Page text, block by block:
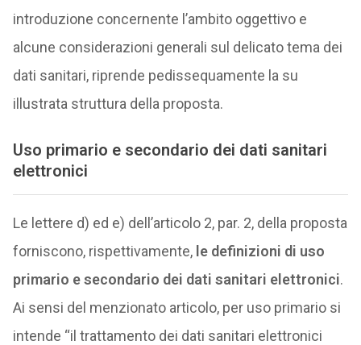
introduzione concernente l’ambito oggettivo e
alcune considerazioni generali sul delicato tema dei
dati sanitari, riprende pedissequamente la su
illustrata struttura della proposta.
Uso primario e secondario dei dati sanitari
elettronici
Le lettere d) ed e) dell’articolo 2, par. 2, della proposta
forniscono, rispettivamente, le definizioni di uso
primario e secondario dei dati sanitari elettronici.
Ai sensi del menzionato articolo, per uso primario si
intende “il trattamento dei dati sanitari elettronici